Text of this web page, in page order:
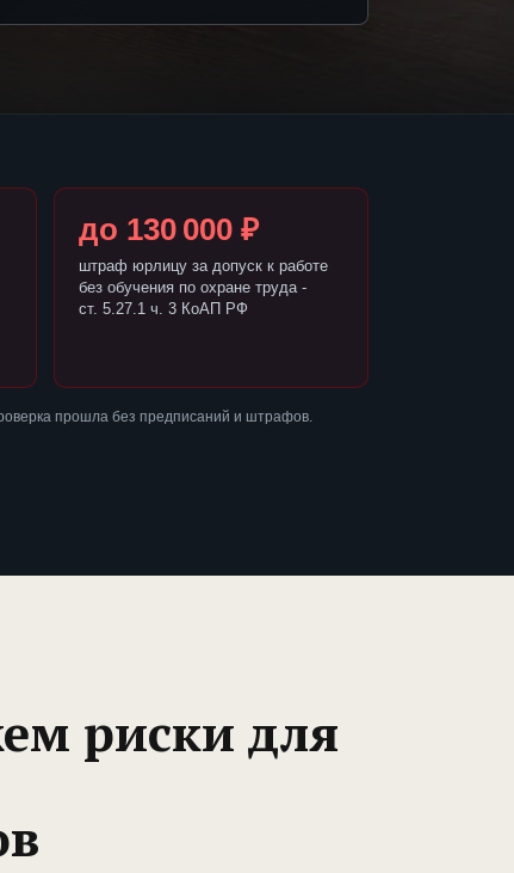
до 130 000 ₽
штраф юрлицу за допуск к работе
без обучения по охране труда -
ст. 5.27.1 ч. 3 КоАП РФ
прошла без предписаний и штрафов.
риски для